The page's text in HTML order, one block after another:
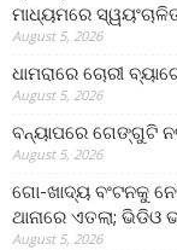
ମାଧ୍ୟମରେ
August 5, 2026
ଧାମରାରେ ଚୋରୀ
August 5, 2026
ବନ୍ୟାପରେ ଗେଙ୍ଗୁଟି
August 5, 2026
ଗୋ-ଖାଦ୍ୟ ବଂଟନକୁ
ଥାନାରେ ଏତଲା; ଭିଡିଓ
August 5, 2026